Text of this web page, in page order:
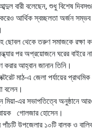
বারী বলেছেন, শুধু বিশেষ
করেও আর্থিক স্বচ্ছলতা অর্জন
ছোবল থেকে তরুণ সমাজকে
পর অপ্রয়োজনে ঘরের বাইরে
আহ্বান জানান তিনি।
মাঠ-এ জেলা পর্যায়ের
বলেন।
এর সভাপতিত্বে অনুষ্ঠানে
গোলজার হোসেন।
পাঁচটি উপজেলার ১০টি বালক ও